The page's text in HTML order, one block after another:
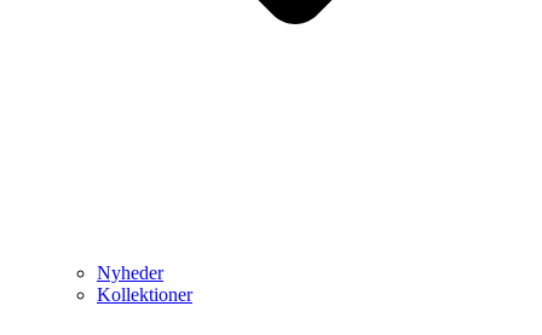
Nyheder
Kollektioner